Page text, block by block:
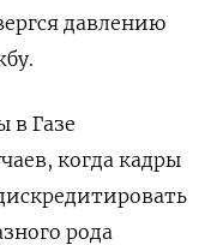
давлению
в Газе
когда кадры
рода